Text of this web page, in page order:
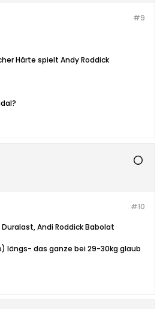
#9
Härte spielt Andy Roddick
#10
Andi Roddick Babolat
längs- das ganze bei 29-30kg glaub